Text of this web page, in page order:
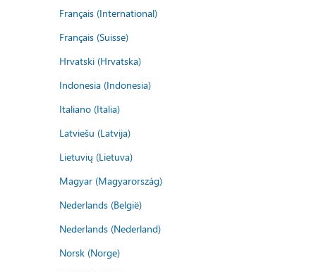
Français (International)
Français (Suisse)
Hrvatski (Hrvatska)
Indonesia (Indonesia)
Italiano (Italia)
Latviešu (Latvija)
Lietuvių (Lietuva)
Magyar (Magyarország)
Nederlands (België)
Nederlands (Nederland)
Norsk (Norge)